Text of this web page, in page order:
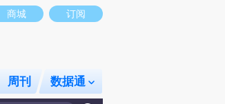
商城 订阅
周刊 数据通